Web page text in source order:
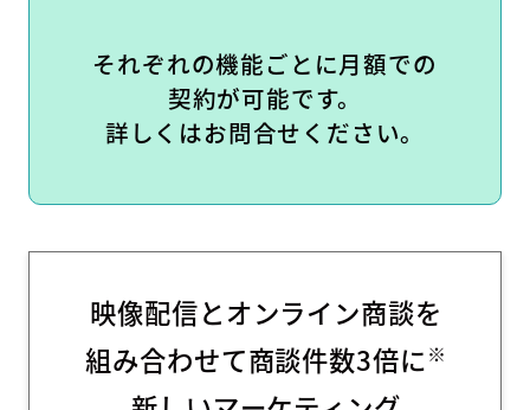
それぞれの機能ごとに月額での
契約が可能です。
詳しくはお問合せください。
映像配信とオンライン商談を
組み合わせて商談件数3倍に※